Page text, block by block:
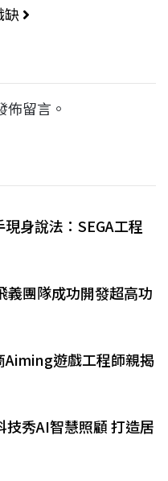
缺
佈留言。
身說法：SEGA工程
義團隊成功開發超高功
Aiming遊戲工程師親揭
秀AI智慧照顧 打造居